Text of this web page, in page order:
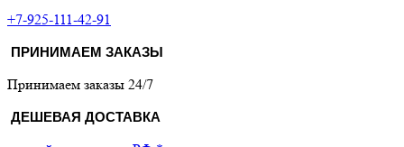
+7-925-111-42-91
ПРИНИМАЕМ ЗАКАЗЫ
Принимаем заказы 24/7
ДЕШЕВАЯ ДОСТАВКА